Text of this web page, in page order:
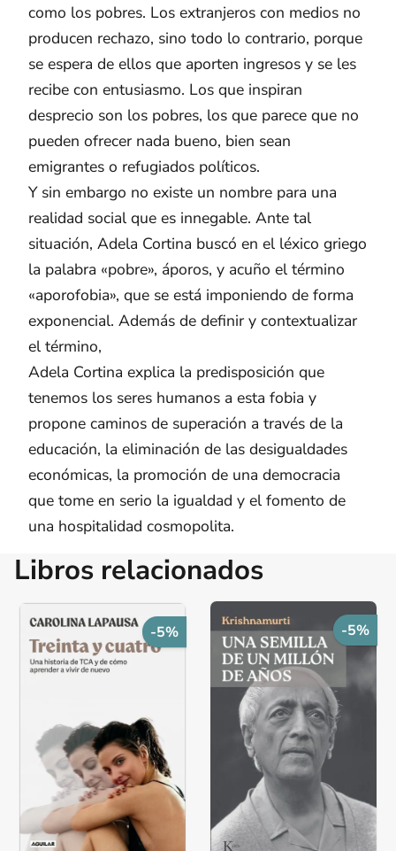
como los pobres. Los extranjeros con medios no
producen rechazo, sino todo lo contrario, porque
se espera de ellos que aporten ingresos y se les
recibe con entusiasmo. Los que inspiran
desprecio son los pobres, los que parece que no
pueden ofrecer nada bueno, bien sean
emigrantes o refugiados políticos.
Y sin embargo no existe un nombre para una
realidad social que es innegable. Ante tal
situación, Adela Cortina buscó en el léxico griego
la palabra «pobre», áporos, y acuño el término
«aporofobia», que se está imponiendo de forma
exponencial. Además de definir y contextualizar
el término,
Adela Cortina explica la predisposición que
tenemos los seres humanos a esta fobia y
propone caminos de superación a través de la
educación, la eliminación de las desigualdades
económicas, la promoción de una democracia
que tome en serio la igualdad y el fomento de
una hospitalidad cosmopolita.
Libros relacionados
-5% -5%